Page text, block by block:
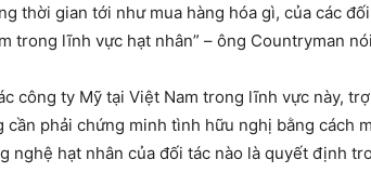
thời gian tới như mua hàng hóa gì, của các
trong lĩnh vực hạt nhân” – ông Countryman
công ty Mỹ tại Việt Nam trong lĩnh vực này,
cần phải chứng minh tình hữu nghị bằng cách
nghệ hạt nhân của đối tác nào là quyết định